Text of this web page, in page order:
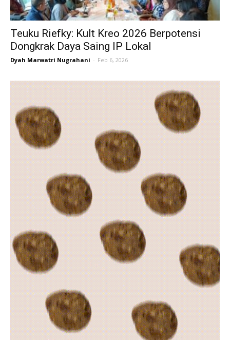
Teuku Riefky: Kult Kreo 2026 Berpotensi
Dongkrak Daya Saing IP Lokal
Dyah Marwatri Nugrahani - Feb 6, 2026